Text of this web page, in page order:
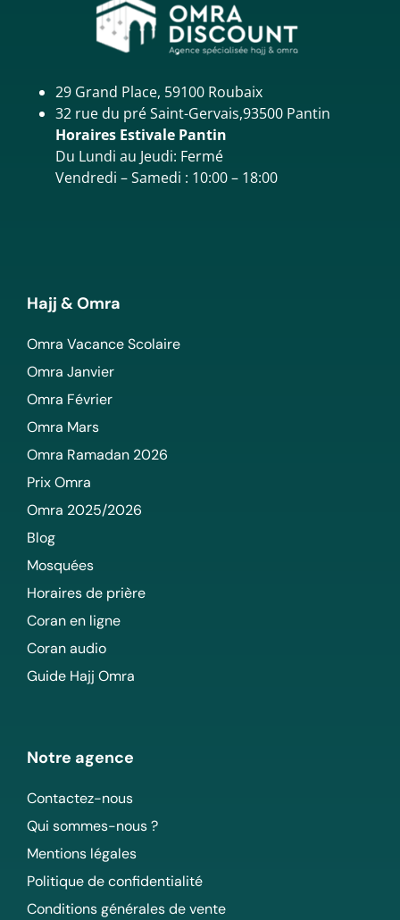
29 Grand Place, 59100 Roubaix
32 rue du pré Saint-Gervais,93500 Pantin
Horaires Estivale Pantin
Du Lundi au Jeudi: Fermé
Vendredi – Samedi : 10:00 – 18:00
Hajj & Omra
Omra Vacance Scolaire
Omra Janvier
Omra Février
Omra Mars
Omra Ramadan 2026
Prix Omra
Omra 2025/2026
Blog
Mosquées
Horaires de prière
Coran en ligne
Coran audio
Guide Hajj Omra
Notre agence
Contactez-nous
Qui sommes-nous ?
Mentions légales
Politique de confidentialité
Conditions générales de vente